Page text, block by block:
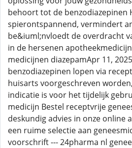
behoort tot de benzodiazepinen
spierontspannend, vermindert
be&iuml;nvloedt de overdracht
in de hersenen
medicijnen diazepamApr 11,
benzodiazepinen lopen via
huisarts voorgeschreven
indicatie is voor het tijdelijk
medicijn Bestel receptvrije
deskundig advies in onze online
een ruime selectie aan
voorschrift --- 24pharma nl